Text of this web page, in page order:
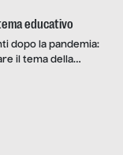
educativo
dopo la pandemia:
il tema della
Gustavo